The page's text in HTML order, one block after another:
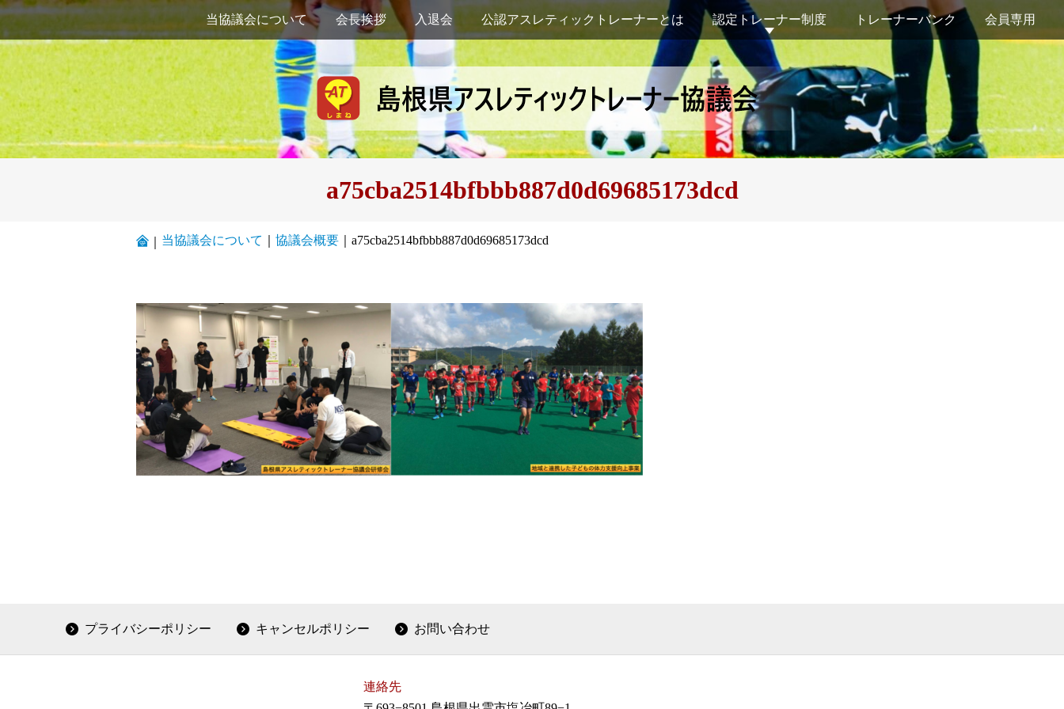
当協議会について 会長挨拶 入退会 公認アスレティックトレーナーとは 認定トレーナー制度 トレーナーバンク 会員専用
a75cba2514bfbbb887d0d69685173dcd
当協議会について 協議会概要 a75cba2514bfbbb887d0d69685173dcd
プライバシーポリシー キャンセルポリシー お問い合わせ
連絡先